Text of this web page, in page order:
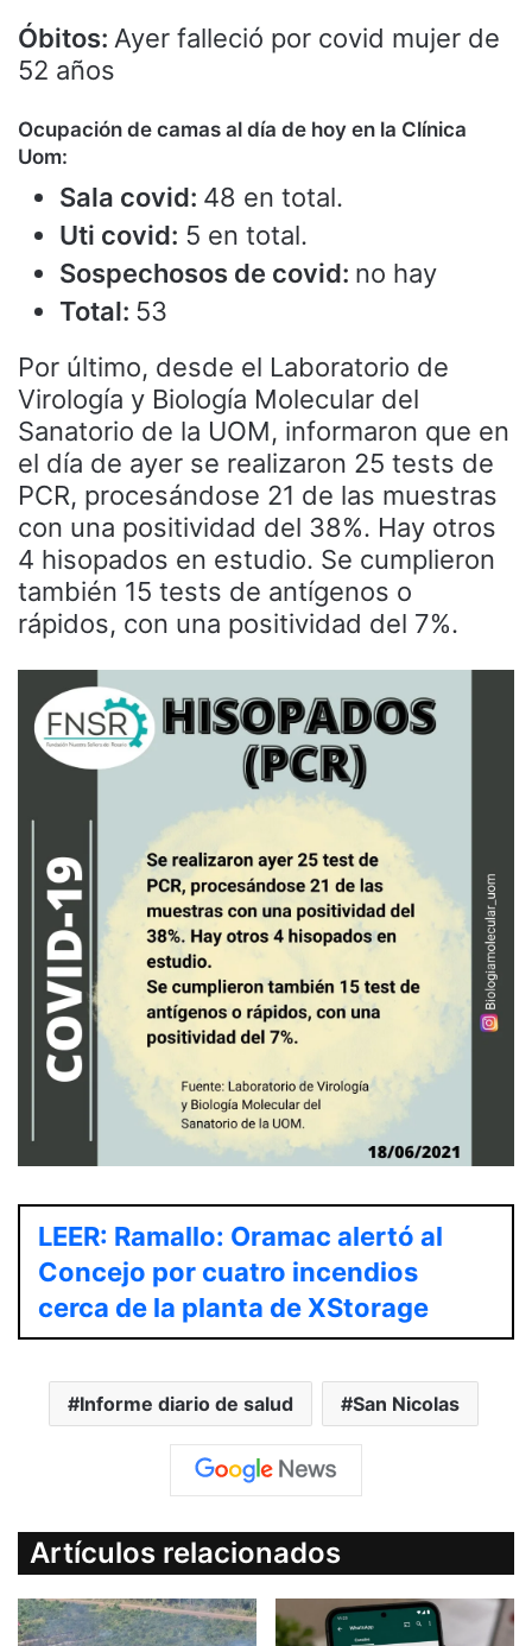
Óbitos: Ayer falleció por covid mujer de
52 años
Ocupación de camas al día de hoy en la Clínica
Uom:
Sala covid: 48 en total.
Uti covid: 5 en total.
Sospechosos de covid: no hay
Total: 53
Por último, desde el Laboratorio de
Virología y Biología Molecular del
Sanatorio de la UOM, informaron que en
el día de ayer se realizaron 25 tests de
PCR, procesándose 21 de las muestras
con una positividad del 38%. Hay otros
4 hisopados en estudio. Se cumplieron
también 15 tests de antígenos o
rápidos, con una positividad del 7%.
LEER: Ramallo: Oramac alertó al
Concejo por cuatro incendios
cerca de la planta de XStorage
Informe diario de salud San Nicolas
Artículos relacionados